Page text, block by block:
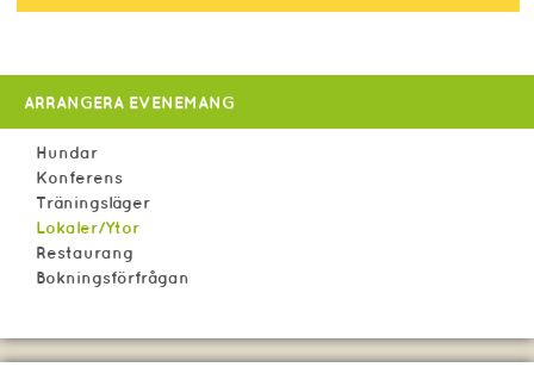
ARRANGERA EVENEMANG
Hundar
Konferens
Träningsläger
Lokaler/Ytor
Restaurang
Bokningsförfrågan